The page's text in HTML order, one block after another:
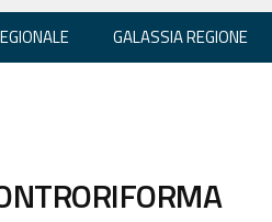
GALASSIA REGIONE